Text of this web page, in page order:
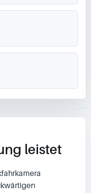
leistet